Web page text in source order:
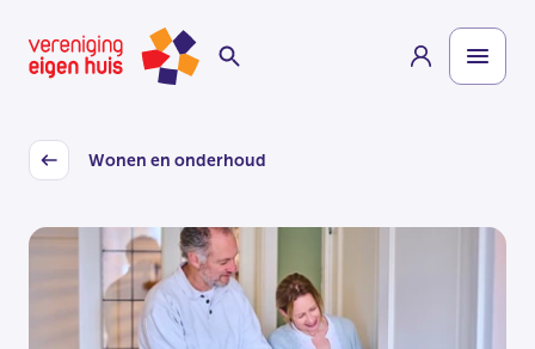
naar
hoofdinhoud
Homepage
Back
Wonen en onderhoud